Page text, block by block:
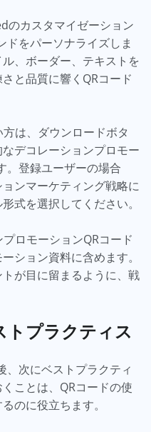
のカスタマイゼーション
ドをパーソナライズしま
、ボーダー、テキストを
と品質に響くQRコード
は、ダウンロードボタ
デコレーションプロモー
。登録ユーザーの場合
ンマーケティング戦略に
式を選択してください。
ロモーションQRコード
ション資料に含めます。
が目に留まるように、戦
トプラクティス
、次にベストプラクティ
ことは、QRコードの使
のに役立ちます。